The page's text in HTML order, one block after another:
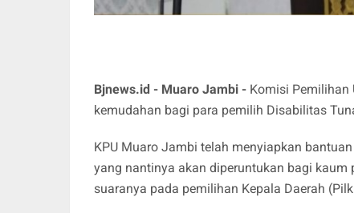
Bjnews.id - Muaro Jambi - Komisi Pemilihan
kemudahan bagi para pemilih Disabilitas
KPU Muaro Jambi telah menyiapkan
yang nantinya akan diperuntukan bagi
suaranya pada pemilihan Kepala Daerah